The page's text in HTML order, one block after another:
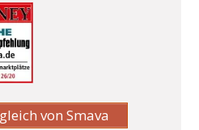
von Smava